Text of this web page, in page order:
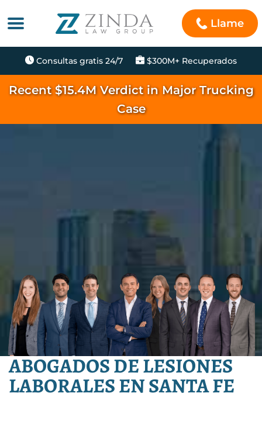
Llame
Consultas gratis 24/7 $300M+ Recuperados
Recent $15.4M Verdict in Major Trucking
Case
ABOGADOS DE LESIONES
LABORALES EN SANTA FE